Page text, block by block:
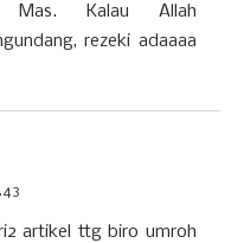
Mas. Kalau Allah
rezeki adaaaa
artikel ttg biro umroh